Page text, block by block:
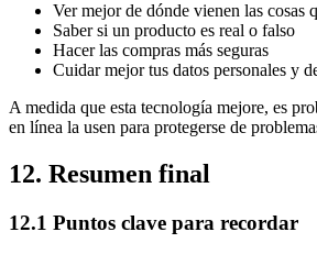
Ver mejor de dónde vienen las cosas
Saber si un producto es real o falso
Hacer las compras más seguras
Cuidar mejor tus datos personales y
A medida que esta tecnología mejore, es
en línea la usen para protegerse de
12. Resumen final
12.1 Puntos clave para recordar